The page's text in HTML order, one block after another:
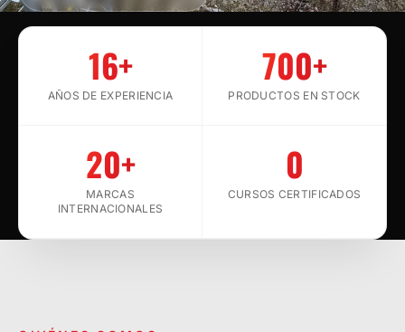
16+
AÑOS DE EXPERIENCIA
700+
PRODUCTOS EN STOCK
20+
MARCAS
INTERNACIONALES
0
CURSOS CERTIFICADOS